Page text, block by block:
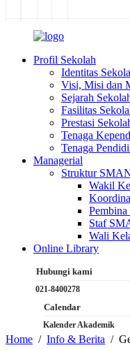
Profil Sekolah
Identitas
Visi, Misi dan
Sejarah
Fasilitas
Prestasi
Tenaga
Tenaga
Managerial
Struktur
Wakil
Staf
Wali
Online Library
Hubungi kami
021-8400278
Calendar
Kalender Akademik
Home Info & Berita